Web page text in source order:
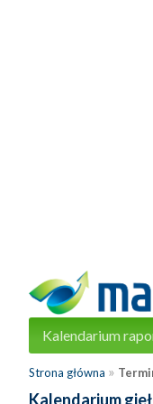
Kalendarium
Strona główna »
Kalendarium